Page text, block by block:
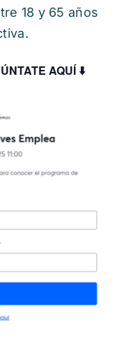
18 y 65 años
AQUÍ ⬇️